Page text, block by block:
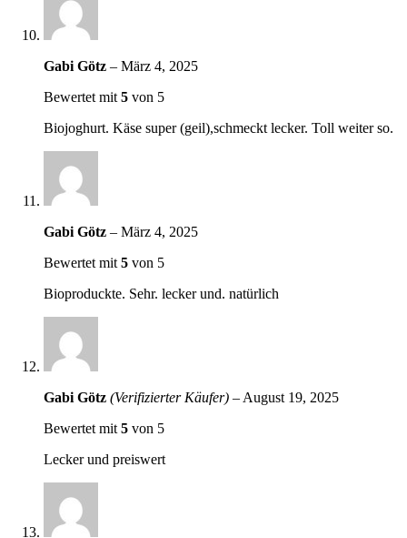
Gabi Götz – März 4, 2025
Bewertet mit 5 von 5
Biojoghurt. Käse super (geil),schmeckt lecker. Toll weiter so.
Gabi Götz – März 4, 2025
Bewertet mit 5 von 5
Bioproduckte. Sehr. lecker und. natürlich
Gabi Götz (Verifizierter Käufer) – August 19, 2025
Bewertet mit 5 von 5
Lecker und preiswert